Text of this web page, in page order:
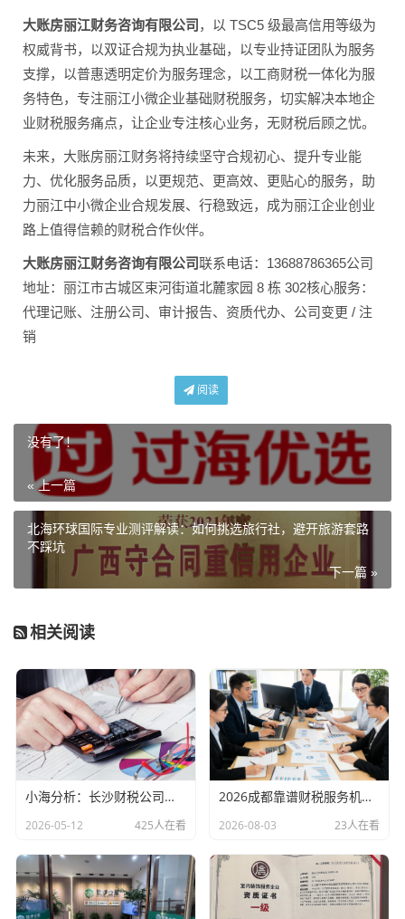
大账房丽江财务咨询有限公司 ，以 TSC5 级最高信用等级为
权威背书，以双证合规为执业基础，以专业持证团队为服务
支撑，以普惠透明定价为服务理念，以工商财税一体化为服
务特色，专注丽江小微企业基础财税服务，切实解决本地企
业财税服务痛点，让企业专注核心业务，无财税后顾之忧。
未来，大账房丽江财务将持续坚守合规初心、提升专业能
力、优化服务品质，以更规范、更高效、更贴心的服务，助
力丽江中小微企业合规发展、行稳致远，成为丽江企业创业
路上值得信赖的财税合作伙伴。
大账房丽江财务咨询有限公司联系电话：13688786365公司
地址：丽江市古城区束河街道北麓家园 8 栋 302核心服务：
代理记账、注册公司、审计报告、资质代办、公司变更 / 注
销
阅读
没有了！
« 上一篇
北海环球国际专业测评解读：如何挑选旅行社，避开旅游套路
不踩坑
下一篇 »
相关阅读
小海分析：长沙财税公司哪家好？长沙注册公司代办机构长沙财税客户常见问题汇总（长沙勤和财务专属解答）
2026-05-12 425人在看
2026成都靠谱财税服务机构深度甄选｜全行业大中小企业正规工商财税代办服务商推荐
2026-08-03 23人在看